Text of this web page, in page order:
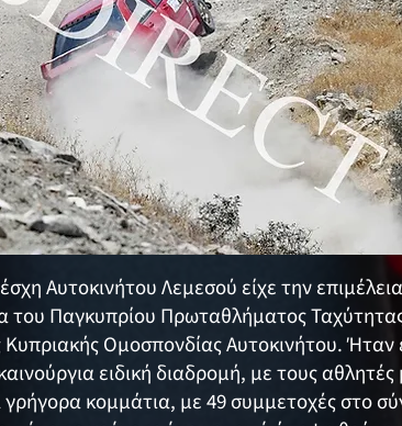
Αυτοκινήτου Λεμεσού είχε την
Παγκυπρίου Πρωταθλήματος
Ομοσπονδίας Αυτοκινήτου.
ειδική διαδρομή, με τους
γρήγορα κομμάτια, με 49 συμμετοχές στο